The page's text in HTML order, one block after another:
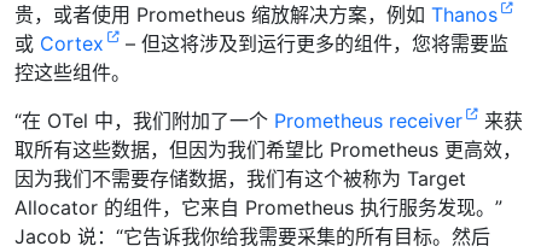
贵，或者使用 Prometheus 缩放解决方案，例如 Thanos
或 Cortex
– 但这将涉及到运行更多的组件，您将需要监
控这些组件。
“在 OTel 中，我们附加了一个 Prometheus receiver
来获
取所有这些数据，但因为我们希望比 Prometheus 更高效，
因为我们不需要存储数据，我们有这个被称为 Target
Allocator 的组件，它来自 Prometheus 执行服务发现。”
Jacob 说：“它告诉我你给我需要采集的所有目标。然后